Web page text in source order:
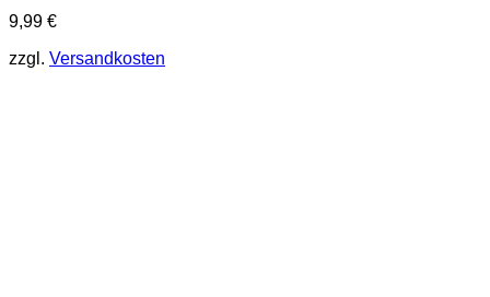
9,99 €
zzgl. Versandkosten